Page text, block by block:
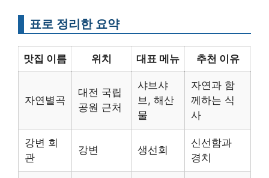
표로 정리한 요약
맛집 이름 위치 대표 메뉴 추천 이유
자연별곡
대전 국립
공원 근처
샤브샤
브, 해산
물
자연과 함
께하는 식
사
강변 회
관
강변 생선회
신선함과
경치